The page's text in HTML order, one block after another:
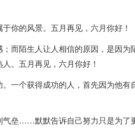
你的风景。五月再见，六月你好！
而陌生人让人相信的原因，是因为
。五月再见，六月你好！
一个获得成功的人，首先因为他有
气垒……默默告诉自己努力只是为了